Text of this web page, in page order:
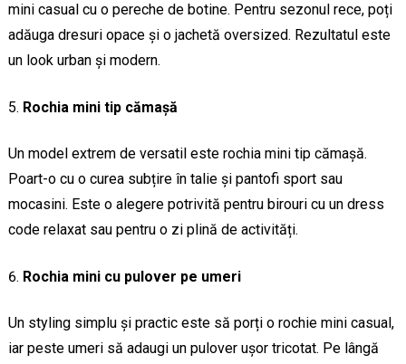
mini casual cu o pereche de botine. Pentru sezonul rece, poți
adăuga dresuri opace și o jachetă oversized. Rezultatul este
un look urban și modern.
Rochia mini tip cămașă
Un model extrem de versatil este rochia mini tip cămașă.
Poart-o cu o curea subțire în talie și pantofi sport sau
mocasini. Este o alegere potrivită pentru birouri cu un dress
code relaxat sau pentru o zi plină de activități.
Rochia mini cu pulover pe umeri
Un styling simplu și practic este să porți o rochie mini casual,
iar peste umeri să adaugi un pulover ușor tricotat. Pe lângă